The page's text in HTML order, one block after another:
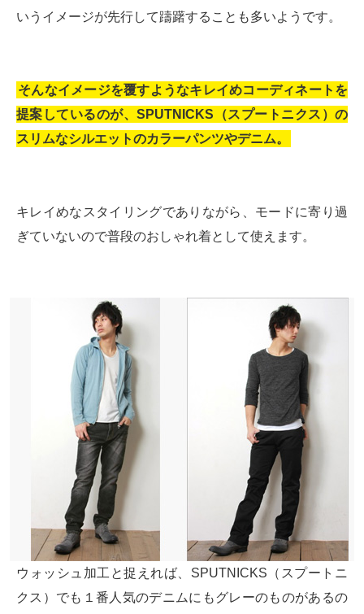
いうイメージが先行して躊躇することも多いようです。
そんなイメージを覆すようなキレイめコーディネートを
提案しているのが、SPUTNICKS（スプートニクス）の
スリムなシルエットのカラーパンツやデニム。
キレイめなスタイリングでありながら、モードに寄り過
ぎていないので普段のおしゃれ着として使えます。
ウォッシュ加工と捉えれば、SPUTNICKS（スプートニ
クス）でも１番人気のデニムにもグレーのものがあるの